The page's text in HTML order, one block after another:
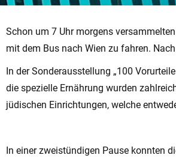
Schon um 7 Uhr morgens
mit dem Bus nach Wien zu fahren.
In der Sonderausstellung „100
die spezielle Ernährung wurden
jüdischen Einrichtungen, welche
In einer zweistündigen Pause konnten